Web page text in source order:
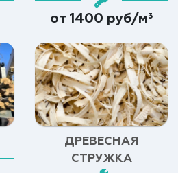
от 1400 руб/м³
ДРЕВЕСНАЯ
СТРУЖКА